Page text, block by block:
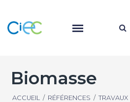
Biomasse
ACCUEIL / RÉFÉRENCES / TRAVAUX